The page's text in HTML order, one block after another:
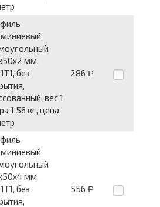
мм,
без
вес 1
1.56 кг, цена
286 Р
мм,
без
556 Р